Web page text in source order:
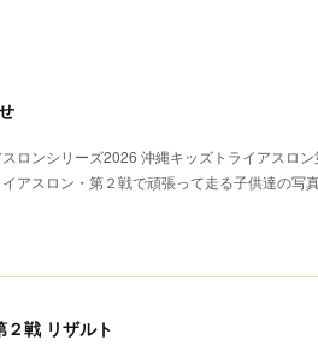
ロンシリーズ2026 沖縄キッズトライアスロ
アスロン・第２戦で頑張って走る子供達の写
戦 リザルト